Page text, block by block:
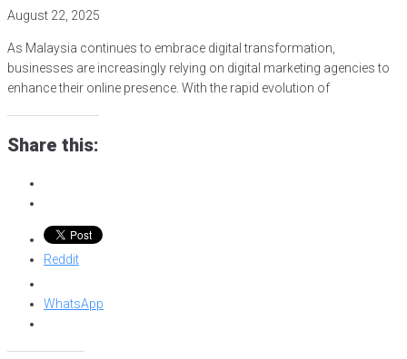
August 22, 2025
As Malaysia continues to embrace digital transformation,
businesses are increasingly relying on digital marketing agencies to
enhance their online presence. With the rapid evolution of
Share this:
Reddit
WhatsApp